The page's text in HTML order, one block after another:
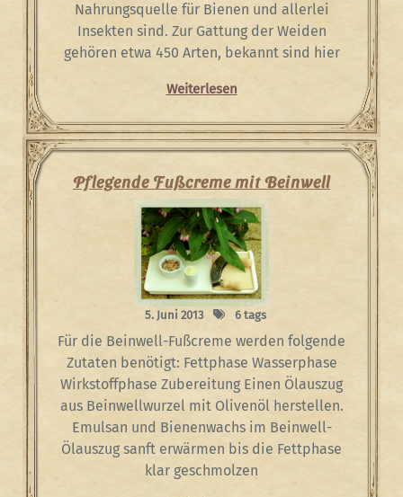
Nahrungsquelle für Bienen und allerlei
Insekten sind. Zur Gattung der Weiden
gehören etwa 450 Arten, bekannt sind hier
Weiterlesen
Pflegende Fußcreme mit Beinwell
5. Juni 2013 6 tags
Für die Beinwell-Fußcreme werden folgende
Zutaten benötigt: Fettphase Wasserphase
Wirkstoffphase Zubereitung Einen Ölauszug
aus Beinwellwurzel mit Olivenöl herstellen.
Emulsan und Bienenwachs im Beinwell-
Ölauszug sanft erwärmen bis die Fettphase
klar geschmolzen